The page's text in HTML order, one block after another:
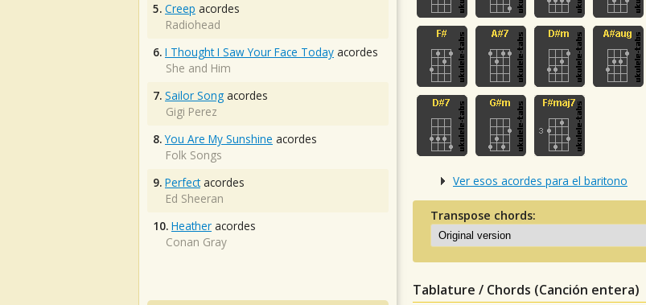
Ver esos acordes para el baritono
Transpose chords:
Tablature / Chords (Canción entera)
5. Creep acordes
Radiohead
6. I Thought I Saw Your Face Today acordes
She and Him
7. Sailor Song acordes
Gigi Perez
8. You Are My Sunshine acordes
Folk Songs
9. Perfectacordes
Ed Sheeran
10. Heather acordes
Conan Gray